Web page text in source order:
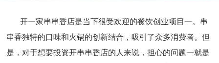
开一家串串香店是当下很受欢迎的餐饮创业项目一。串
串香独特的口味和火锅的创新结合，吸引了众多消费者。但
是，对于想要投资开串串香店的人来说，担心的问题一就是